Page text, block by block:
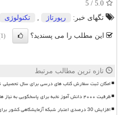
5.0
/ 5
تگهای خبر:
رپورتاژ تكنولوژی
این مطلب را می پسندید؟ (1)
تازه ترین مطالب مرتبط
امکان ثبت سفارش کتاب های درسی برای سال تحصیلی ۱۴۰۶–۱۴۰۵
ظرفیت ۴۰۰۰ دانش آموز نخبه برای پاسخگویی به نیاز های ملی
افزایش 30 درصدی اعتبار شبکه آزمایشگاهی کشور برای پژوهش های اولویت دار